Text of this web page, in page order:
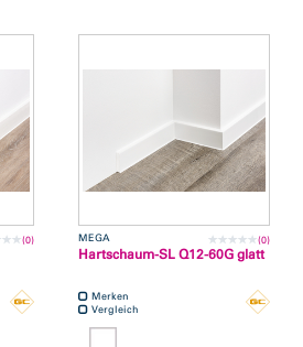
(0) MEGA (0)
Hartschaum-SL Q12-60G glatt
Merken
Vergleich